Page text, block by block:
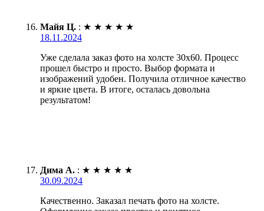
Майя Ц. : ★ ★ ★ ★ ★
18.11.2024
Уже сделала заказ фото на холсте 30х60. Процесс
прошел быстро и просто. Выбор формата и
изображений удобен. Получила отличное качество
и яркие цвета. В итоге, осталась довольна
результатом!
Дима А. : ★ ★ ★ ★ ★
30.09.2024
Качественно. Заказал печать фото на холсте.